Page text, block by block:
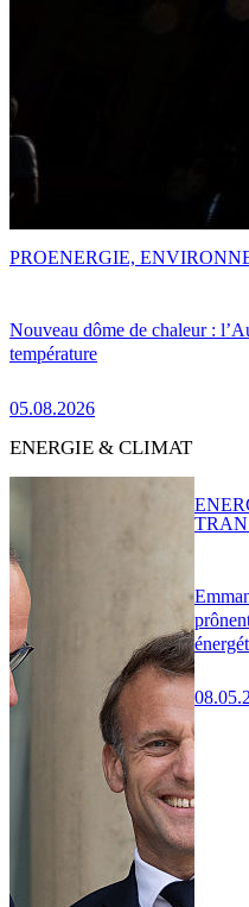
Nouveau dôme de chaleur :
température
05.08.2026
PROENERGIE,
ENERGIE & CLIMAT